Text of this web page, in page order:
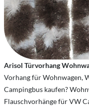
Arisol Türvorhang
Vorhang für Wohnwagen,
Campingbus kaufen?
Flauschvorhänge für VW